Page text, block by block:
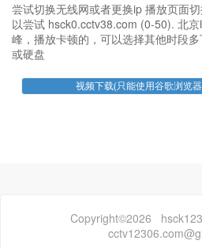
尝试切换无线网或者更换ip 播放页面
以尝试 hsck0.cctv38.com (0-50). 北
峰，播放卡顿的，可以选择其他时段
或硬盘
Copyright©2026